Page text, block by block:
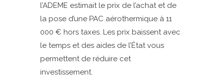
l’ADEME estimait le prix de l’achat et de
la pose d’une PAC aérothermique à 11
000 € hors taxes. Les prix baissent avec
le temps et des aides de l’État vous
permettent de réduire cet
investissement.